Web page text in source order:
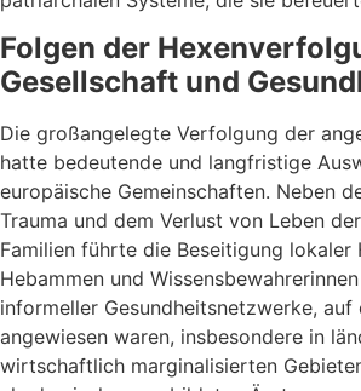
Folgen der
Gesellschaft und
Die großangelegte Verfolgung der
hatte bedeutende und langfristige
europäische Gemeinschaften. Neben
Trauma und dem Verlust von Leben
Familien führte die Beseitigung lokaler
Hebammen und
informeller Gesundheitsnetzwerke, auf
angewiesen waren, insbesondere in
wirtschaftlich marginalisierten